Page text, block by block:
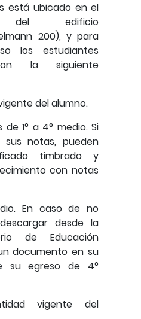
está ubicado en el
edificio
200), y para
los estudiantes
la siguiente
del alumno.
1° a 4° medio. Si
notas, pueden
timbrado y
con notas
En caso de no
desde la
de Educación
documento en su
su egreso de 4°
vigente del